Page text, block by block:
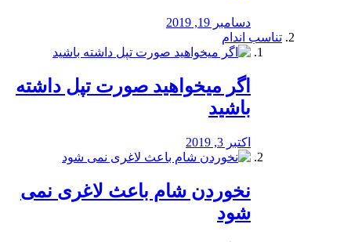
دسامبر 19, 2019
تناسب اندام
اگر میخواهید صورت تپل داشته
باشید
اکتبر 3, 2019
نخوردن شام باعث لاغری نمی
‌شود